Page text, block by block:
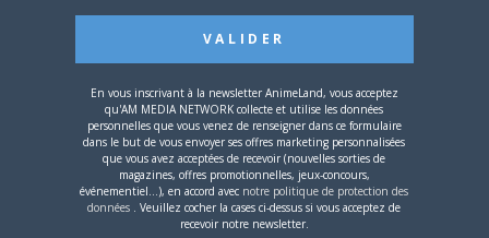
> Mésons (Un quark et un antiquark)
> Baryons (Trois quarks)
Quarkssont de 6 types différents et
En vous inscrivant à la newsletter AnimeLand, vous acceptez
qu'AM MEDIA NETWORK collecte et utilise les données
personnelles que vous venez de renseigner dans ce formulaire
dans le but de vous envoyer ses offres marketing personnalisées
que vous avez acceptées de recevoir (nouvelles sorties de
magazines, offres promotionnelles, jeux-concours,
événementiel...), en accord avec notre politique de protection des
données . Veuillez cocher la cases ci-dessus si vous acceptez de
recevoir notre newsletter.